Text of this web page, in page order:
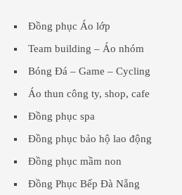
Đồng phục Áo lớp
Team building – Áo nhóm
Bóng Đá – Game – Cycling
Áo thun công ty, shop, cafe
Đồng phục spa
Đồng phục bảo hộ lao động
Đồng phục mầm non
Đồng Phục Bếp Đà Nẵng